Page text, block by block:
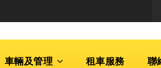
車輛及管理 租車服務 聯